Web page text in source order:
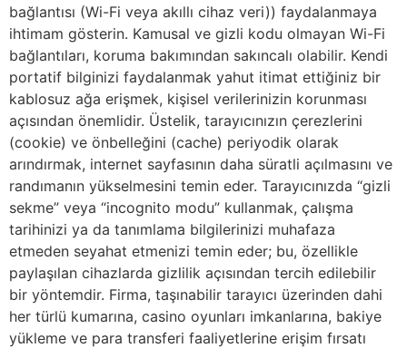
bağlantısı (Wi-Fi veya akıllı cihaz veri)) faydalanmaya
ihtimam gösterin. Kamusal ve gizli kodu olmayan Wi-Fi
bağlantıları, koruma bakımından sakıncalı olabilir. Kendi
portatif bilginizi faydalanmak yahut itimat ettiğiniz bir
kablosuz ağa erişmek, kişisel verilerinizin korunması
açısından önemlidir. Üstelik, tarayıcınızın çerezlerini
(cookie) ve önbelleğini (cache) periyodik olarak
arındırmak, internet sayfasının daha süratli açılmasını ve
randımanın yükselmesini temin eder. Tarayıcınızda “gizli
sekme” veya “incognito modu” kullanmak, çalışma
tarihinizi ya da tanımlama bilgilerinizi muhafaza
etmeden seyahat etmenizi temin eder; bu, özellikle
paylaşılan cihazlarda gizlilik açısından tercih edilebilir
bir yöntemdir. Firma, taşınabilir tarayıcı üzerinden dahi
her türlü kumarına, casino oyunları imkanlarına, bakiye
yükleme ve para transferi faaliyetlerine erişim fırsatı